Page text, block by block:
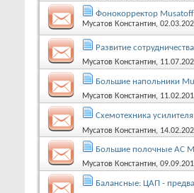
Фонокорректор Musatoff
Мусатов Константин,
Развитие
Мусатов Константин,
Большие напольники
Мусатов Константин,
Схемотехника
Мусатов Константин,
Большие полочные АС
Мусатов Константин,
Балансные: ЦАП -